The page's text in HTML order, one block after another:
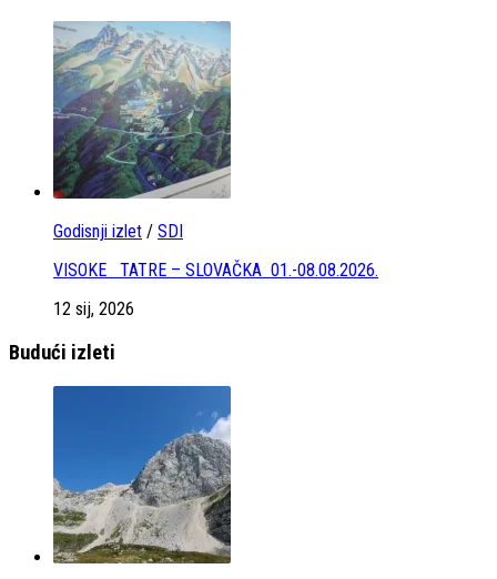
Godisnji izlet / SDI
VISOKE TATRE – SLOVAČKA 01.-08.08.2026.
12 sij, 2026
Budući izleti